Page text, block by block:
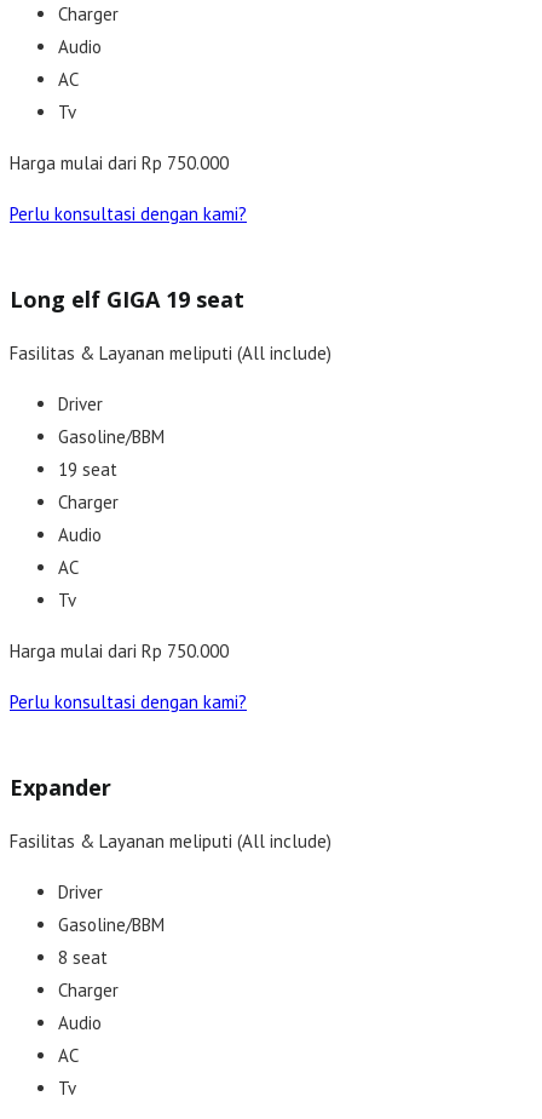
Charger
Audio
AC
Tv
Harga mulai dari Rp 750.000
Perlu konsultasi dengan kami?
Long elf GIGA 19 seat
Fasilitas & Layanan meliputi (All include)
Driver
Gasoline/BBM
19 seat
Charger
Audio
AC
Tv
Harga mulai dari Rp 750.000
Perlu konsultasi dengan kami?
Expander
Fasilitas & Layanan meliputi (All include)
Driver
Gasoline/BBM
8 seat
Charger
Audio
AC
Tv